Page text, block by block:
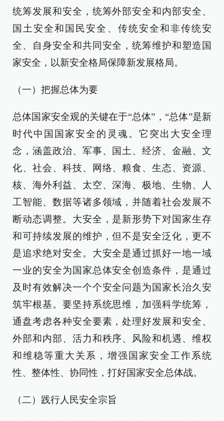
统筹发展和安全，统筹外部安全和内部安全、
国土安全和国民安全、传统安全和非传统安
全、自身安全和共同安全，统筹维护和塑造国
家安全，以新安全格局保障新发展格局。
（一）把握总体为要
总体国家安全观的关键在于“总体”，“总体”是新
时代中国国家安全的灵魂。它突出大安全理
念，涵盖政治、军事、国土、经济、金融、文
化、社会、科技、网络、粮食、生态、资源、
核、海外利益、太空、深海、极地、生物、人
工智能、数据等诸多领域，并随着社会发展不
断动态调整。大安全，是新形势下对国家生存
和可持续发展的维护，但不是安全泛化，更不
是追求绝对安全。大安全是通过抓好一地一域
一业的安全为国家总体安全创造条件，是通过
及时有效解决一个个安全问题为国家长治久安
筑牢根基。要坚持系统思维，加强科学统筹，
通盘考虑各种安全要素，处理好发展和安全、
外部和内部、活力和秩序、风险和机遇、维权
和维稳等重大关系，增强国家安全工作系统
性、整体性、协同性，打好国家安全总体战。
（二）践行人民安全宗旨